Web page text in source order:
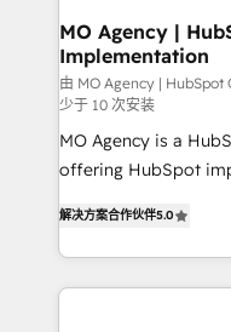
architectures that
performance. - Multi-object CRM migration, cleanup,
and
integrations across
object setup, CMS
- Dashboards,
Ongoing
scalable retainers. Let’s make HubSpot your most
MO Agency |
Implementation
由 MO Agency |
少于 10 次安装
MO Agency is a
offering HubSpot
paid media, content
search
WordPress development. We work with
解决方案合作伙伴5.0